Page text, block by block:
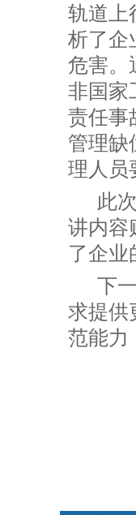
轨道上
析了企
危害。
非国家
责任事
管理缺
理人员
此
讲内容
了企业
下
求提供
范能力